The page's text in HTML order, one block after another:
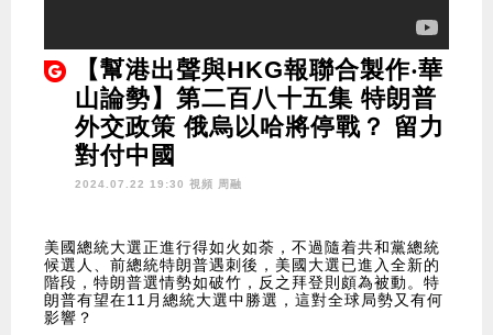
【幫港出聲與HKG報聯合製作‧華
山論勢】第二百八十五集 特朗普
外交政策 俄烏以哈將停戰？ 留力
對付中國
2024.07.22 19:30 視頻 周融
美國總統大選正進行得如火如荼，不過隨着共和黨總統
候選人、前總統特朗普遇刺後，美國大選已進入全新的
階段，特朗普選情勢如破竹，反之拜登則頗為被動。特
朗普有望在11月總統大選中勝選，這對全球局勢又有何
影響？